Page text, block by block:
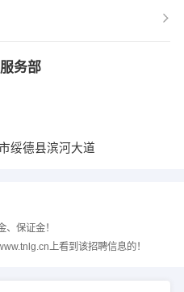
务部
绥德县滨河大道
保证金！
上看到该招聘信息的！